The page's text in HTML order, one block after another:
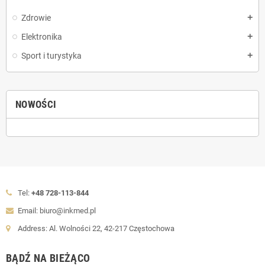
Zdrowie add
Elektronika add
Sport i turystyka add
NOWOŚCI
Tel: +48 728-113-844
Email: biuro@inkmed.pl
Address: Al. Wolności 22, 42-217 Częstochowa
BĄDŹ NA BIEŻĄCO